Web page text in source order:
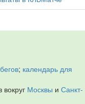
; календарь для
вокруг Москвы и Санкт-